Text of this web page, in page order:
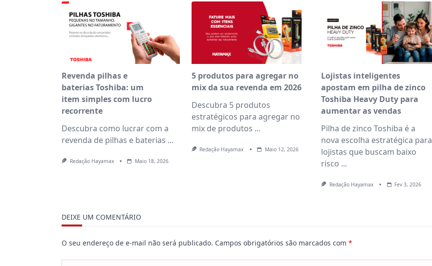
Revenda pilhas e
baterias Toshiba: um
item simples com lucro
recorrente
Descubra como lucrar com a
revenda de pilhas e baterias ...
Redação Hayamax Maio 18, 2026
5 produtos para agregar no
mix da sua revenda em 2026
Descubra 5 produtos
estratégicos para agregar no
mix de produtos ...
Redação Hayamax Maio 12, 2026
Lojistas inteligentes
apostam em pilha de zinco
Toshiba Heavy Duty para
aumentar as vendas
Pilha de zinco Toshiba é a
nova escolha estratégica para
lojistas que buscam baixo
risco ...
Redação Hayamax Fev 3, 2026
DEIXE UM COMENTÁRIO
O seu endereço de e-mail não será publicado. Campos obrigatórios são marcados com *